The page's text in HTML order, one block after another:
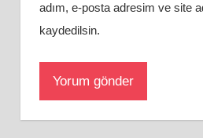
adım, e-posta adresim ve site
kaydedilsin.